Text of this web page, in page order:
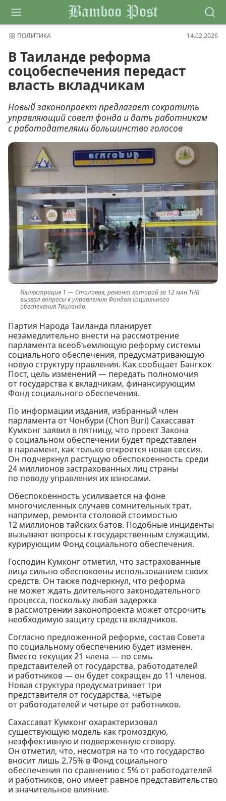
Bamboo Post
ПОЛИТИКА 14.02.2026
В Таиланде реформа
соцобеспечения передаст
власть вкладчикам
Новый законопроект предлагает сократить
управляющий совет фонда и дать работникам
с работодателями большинство голосов
Столовая, ремонт которой за 12 млн THB
вызвал вопросы к управлению Фондом социального
обеспечения Таиланда.
Партия Народа Таиланда планирует
незамедлительно внести на рассмотрение
парламента всеобъемлющую реформу системы
социального обеспечения, предусматривающую
новую структуру правления. Как сообщает Бангкок
Пост, цель изменений — передать полномочия
от государства к вкладчикам, финансирующим
Фонд социального обеспечения.
По информации издания, избранный член
парламента от Чонбури (Chon Buri) Сахассават
Кумконг заявил в пятницу, что проект Закона
о социальном обеспечении будет представлен
в парламент, как только откроется новая сессия.
Он подчеркнул растущую обеспокоенность среди
24 миллионов застрахованных лиц страны
по поводу управления их взносами.
Обеспокоенность усиливается на фоне
многочисленных случаев сомнительных трат,
например, ремонта столовой стоимостью
12 миллионов тайских батов. Подобные инциденты
вызывают вопросы к государственным служащим,
курирующим Фонд социального обеспечения.
Господин Кумконг отметил, что застрахованные
лица сильно обеспокоены использованием своих
средств. Он также подчеркнул, что реформа
не может ждать длительного законодательного
процесса, поскольку любая задержка
в рассмотрении законопроекта может отсрочить
необходимую защиту средств вкладчиков.
Согласно предложенной реформе, состав Совета
по социальному обеспечению будет изменен.
Вместо текущих 21 члена — по семь
представителей от государства, работодателей
и работников — он будет сокращен до 11 членов.
Новая структура предусматривает три
представителя от государства, четыре
от работодателей и четыре от работников.
Сахассават Кумконг охарактеризовал
существующую модель как громоздкую,
неэффективную и подверженную сговору.
Он отметил, что, несмотря на то что государство
вносит лишь 2,75% в Фонд социального
обеспечения по сравнению с 5% от работодателей
и работников, оно имеет равное представительство
и значительное влияние.